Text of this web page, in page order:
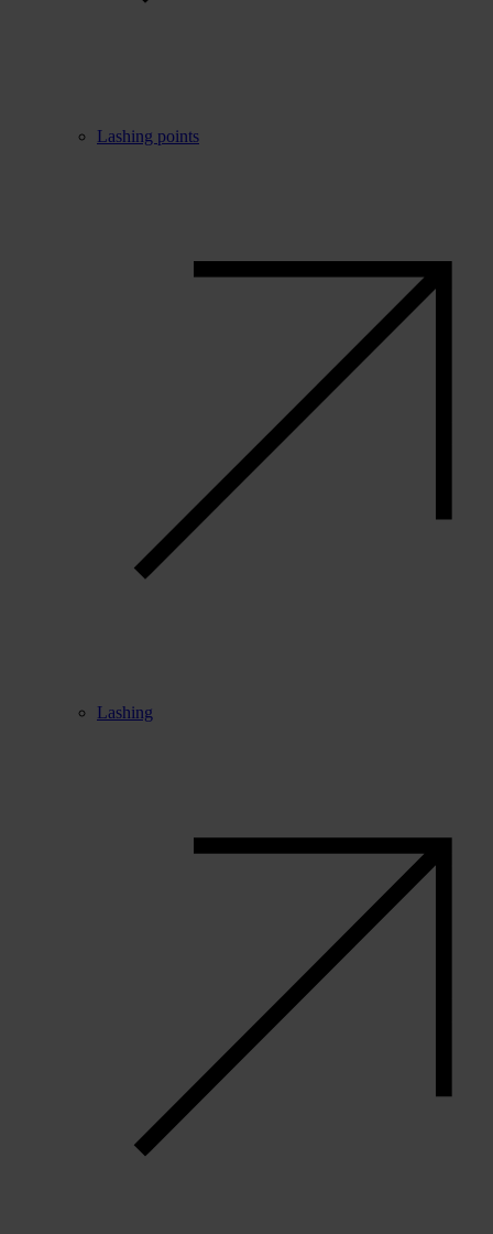
Lashing points
Lashing